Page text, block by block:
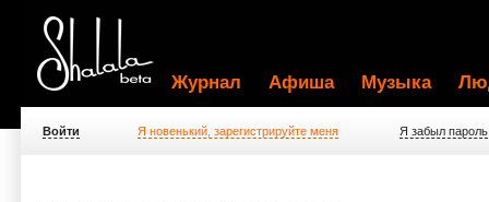
Журнал Афиша Музыка
Войти Я новенький, зарегистрируйте меня Я забыл пароль